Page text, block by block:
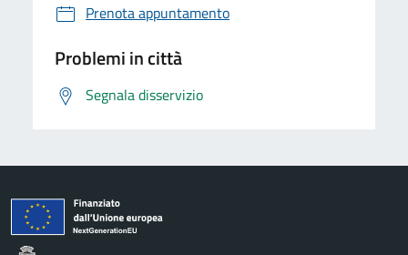
Prenota appuntamento
Problemi in città
Segnala disservizio